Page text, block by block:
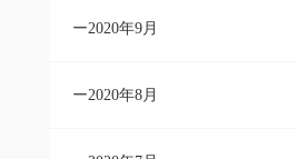
2020年9月
2020年8月